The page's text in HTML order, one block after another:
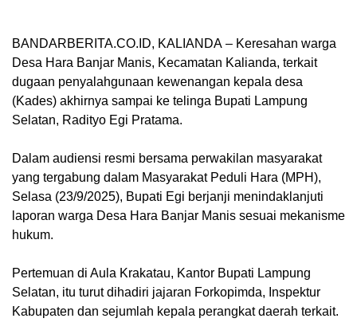
‎BANDARBERITA.CO.ID, KALIANDA – Keresahan warga
Desa Hara Banjar Manis, Kecamatan Kalianda, terkait
dugaan penyalahgunaan kewenangan kepala desa
(Kades) akhirnya sampai ke telinga Bupati Lampung
Selatan, Radityo Egi Pratama.
‎Dalam audiensi resmi bersama perwakilan masyarakat
yang tergabung dalam Masyarakat Peduli Hara (MPH),
Selasa (23/9/2025), Bupati Egi berjanji menindaklanjuti
laporan warga Desa Hara Banjar Manis sesuai mekanisme
hukum.
‎Pertemuan di Aula Krakatau, Kantor Bupati Lampung
Selatan, itu turut dihadiri jajaran Forkopimda, Inspektur
Kabupaten dan sejumlah kepala perangkat daerah terkait.